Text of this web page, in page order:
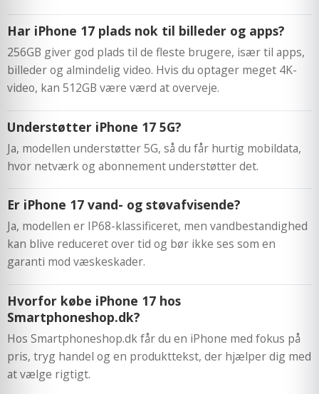
Har iPhone 17 plads nok til billeder og apps?
256GB giver god plads til de fleste brugere, især til apps,
billeder og almindelig video. Hvis du optager meget 4K-
video, kan 512GB være værd at overveje.
Understøtter iPhone 17 5G?
Ja, modellen understøtter 5G, så du får hurtig mobildata,
hvor netværk og abonnement understøtter det.
Er iPhone 17 vand- og støvafvisende?
Ja, modellen er IP68-klassificeret, men vandbestandighed
kan blive reduceret over tid og bør ikke ses som en
garanti mod væskeskader.
Hvorfor købe iPhone 17 hos
Smartphoneshop.dk?
Hos Smartphoneshop.dk får du en iPhone med fokus på
pris, tryg handel og en produkttekst, der hjælper dig med
at vælge rigtigt.